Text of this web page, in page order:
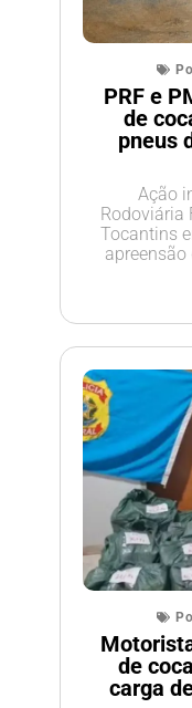
PRF e
de
pneus
Ação
Rodoviária
Tocantins
de
carga